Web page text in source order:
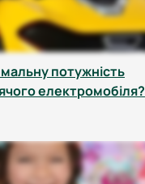
потужність
електромобіля?